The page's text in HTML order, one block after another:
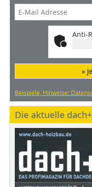
Anti-
»
Beispiele, Hinweise:
Die aktuelle